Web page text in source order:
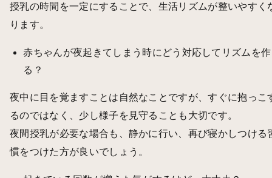
授乳の時間を一定にすることで、生活リズムが整いやすく
ります。
赤ちゃんが夜起きてしまう時にどう対応してリズムを作
る？
夜中に目を覚ますことは自然なことですが、すぐに抱っこ
るのではなく、少し様子を見守ることも大切です。
夜間授乳が必要な場合も、静かに行い、再び寝かしつける
慣をつけた方が良いでしょう。